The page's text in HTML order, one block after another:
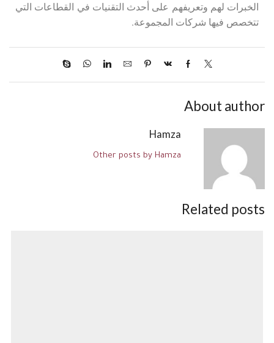
الخبرات لهم وتعريفهم على أحدث التقنيات في القطاعات التي
تتخصص فيها شركات المجموعة.
About author
Hamza
Other posts by Hamza
Related posts